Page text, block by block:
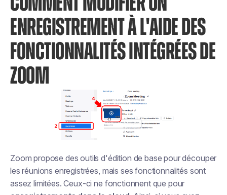
ENREGISTREMENT À L'AIDE DES
FONCTIONNALITÉS INTÉGRÉES DE
ZOOM
Zoom propose des outils d'édition de base pour découper
les réunions enregistrées, mais ses fonctionnalités sont
assez limitées. Ceux-ci ne fonctionnent que pour